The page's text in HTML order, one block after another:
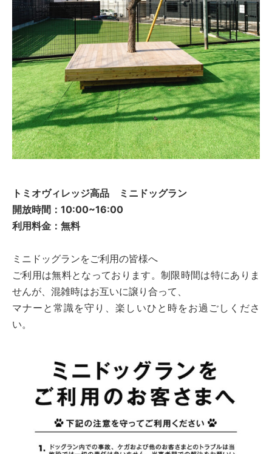
トミオヴィレッジ高品 ミニドッグラン
開放時間：10:00~16:00
利用料金：無料
ミニドッグランをご利用の皆様へ
ご利用は無料となっております。制限時間は特にありま
せんが、混雑時はお互いに譲り合って、
マナーと常識を守り、楽しいひと時をお過ごしくださ
い。